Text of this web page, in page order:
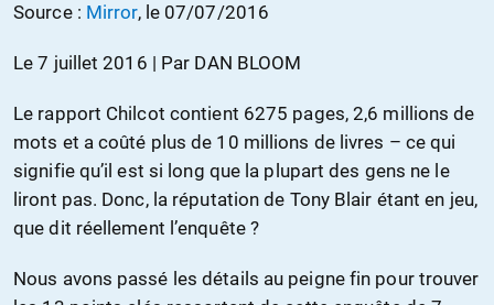
DON
Source : Mirror, le 07/07/2016
Le 7 juillet 2016 | Par DAN BLOOM
Le rapport Chilcot contient 6275 pages, 2,6 millions de
mots et a coûté plus de 10 millions de livres – ce qui
signifie qu’il est si long que la plupart des gens ne le
liront pas. Donc, la réputation de Tony Blair étant en jeu,
que dit réellement l’enquête ?
Nous avons passé les détails au peigne fin pour trouver